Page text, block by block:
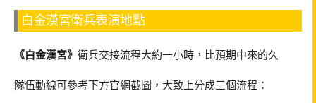
白金漢宮衛兵表演地點
《白金漢宮》 衛兵交接流程大約一小時，比預期中來的久
隊伍動線可參考下方官網截圖，大致上分成三個流程：